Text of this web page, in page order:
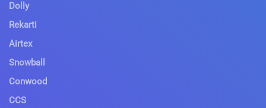
Dolly
Rekarti
Airtex
Snowball
Conwood
CCS